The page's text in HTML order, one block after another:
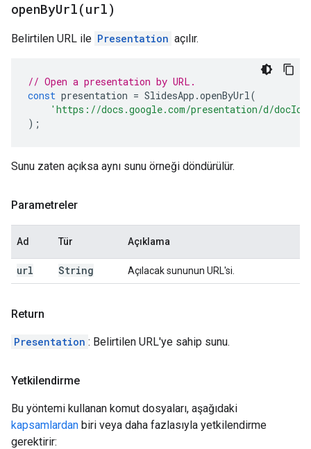
openByUrl(url)
Belirtilen URL ile Presentation açılır.
// Open a presentation by URL.
const presentation = SlidesApp .openByUrl(
'https://docs.google.com/presentation/d/
);
Sunu zaten açıksa aynı sunu örneği döndürülür.
Parametreler
Ad Tür Açıklama
url String Açılacak sununun URL'si.
Return
Presentation : Belirtilen URL'ye sahip sunu.
Yetkilendirme
Bu yöntemi kullanan komut dosyaları, aşağıdaki
kapsamlardan biri veya daha fazlasıyla yetkilendirme
gerektirir: